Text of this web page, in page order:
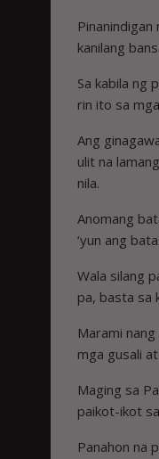
kanilang
Sa kabila ng
rin ito sa
Ang
ulit na
nila.
Anomang
‘yun ang
Wala silang
pa, basta sa
Marami
mga gusali
Maging sa
paikot-ikot
Panahon na